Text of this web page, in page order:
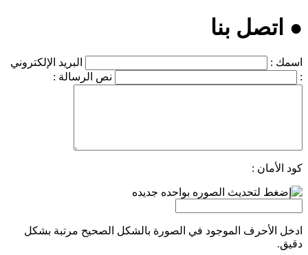
● اتصل بنا
اسمك :
البريد الإلكتروني
:
نص الرسالة :
كود الأمان :
ادخل الأحرف الموجود في الصورة بالشكل الصحيح مرتبة بشكل
دقيق.